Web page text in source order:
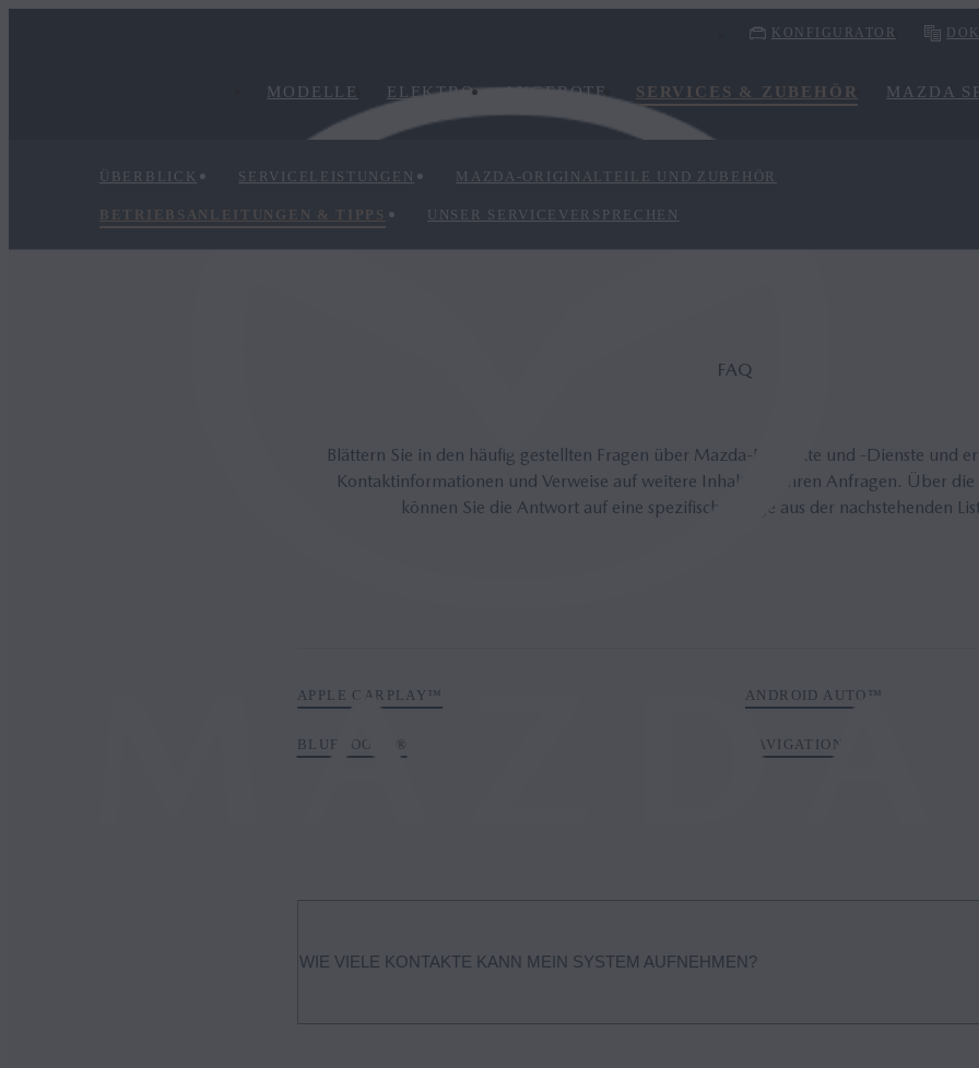
KONFIGURATOR
MODELLE ELEKTRO ANGEBOTE SERVICES & ZUBEHÖR MAZDA
ÜBERBLICK SERVICELEISTUNGEN MAZDA-ORIGINALTEILE UND ZUBEHÖR
BETRIEBSANLEITUNGEN & TIPPS UNSER SERVICEVERSPRECHEN
FAQ
Blättern Sie in den häufig gestellten Fragen über Mazda-Produkte und -Dienste und
Kontaktinformationen und Verweise auf weitere Inhalte zu Ihren Anfragen. Über die
können Sie die Antwort auf eine spezifische Frage aus der nachstehenden
APPLE CARPLAY™ ANDROID AUTO™
BLUETOOTH® NAVIGATION
WIE VIELE KONTAKTE KANN MEIN SYSTEM AUFNEHMEN?